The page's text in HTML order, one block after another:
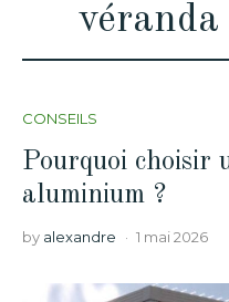
CONSEILS
Pourquoi choisir
aluminium ?
by alexandre 1 mai 2026